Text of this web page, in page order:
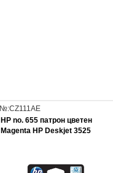
№:CZ111AE
HP no. 655 патрон цветен
Magenta HP Deskjet 3525